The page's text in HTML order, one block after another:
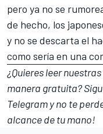
pero ya no se
de hecho, los
y no se descarta el
como sería en una
¿Quieres leer
manera gratuita?
Telegramy no te
alcance de tu mano!